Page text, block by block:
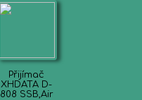
Přijímač
XHDATA D-
808 SSB,Air